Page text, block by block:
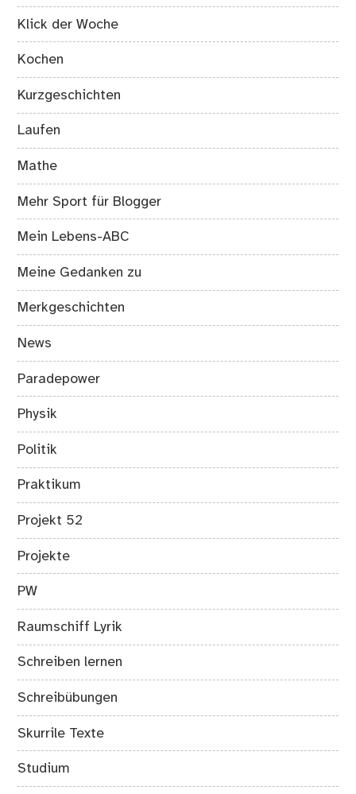
Klick der Woche
Kochen
Kurzgeschichten
Laufen
Mathe
Mehr Sport für Blogger
Mein Lebens-ABC
Meine Gedanken zu
Merkgeschichten
News
Paradepower
Physik
Politik
Praktikum
Projekt 52
Projekte
PW
Raumschiff Lyrik
Schreiben lernen
Schreibübungen
Skurrile Texte
Studium